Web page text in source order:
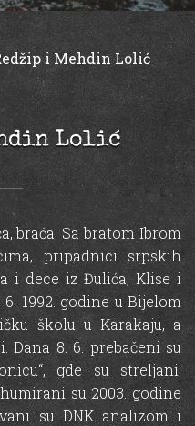
i Mehdin Lolić
Lolić
braća. Sa bratom Ibrom
pripadnici srpskih
i dece iz Đulića, Klise i
1992. godine u Bijelom
školu u Karakaju, a
8. 6. prebačeni su
gde su streljani.
su 2003. godine
su DNK analizom i